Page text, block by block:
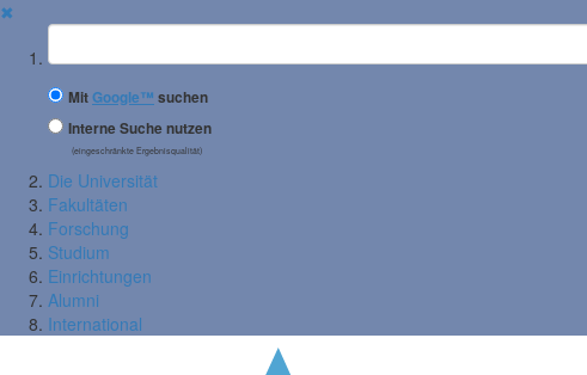
✖
Suchbegriff
MitGoogle™ suchen
Interne Suche nutzen
(eingeschränkte Ergebnisqualität)
Die Universität
Fakultäten
Forschung
Studium
Einrichtungen
Alumni
International